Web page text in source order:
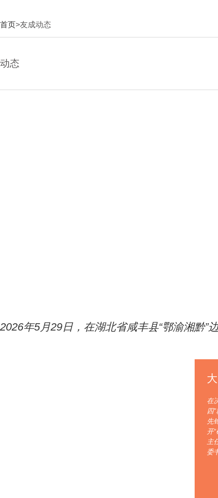
首页>友成动态
动态
2026年5月29日，在湖北省咸丰县“鄂渝湘黔
在
四
先
开
主
委